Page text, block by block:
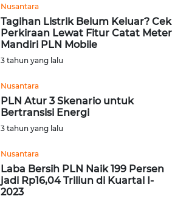
Nusantara
Tagihan Listrik Belum Keluar? Cek
Perkiraan Lewat Fitur Catat Meter
Mandiri PLN Mobile
3 tahun yang lalu
Nusantara
PLN Atur 3 Skenario untuk
Bertransisi Energi
3 tahun yang lalu
Nusantara
Laba Bersih PLN Naik 199 Persen
jadi Rp16,04 Triliun di Kuartal I-
2023